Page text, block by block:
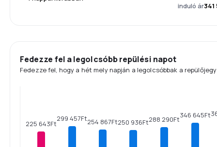
induló ár341
Fedezze fel a legolcsóbb repülési napot
Fedezze fel, hogy a hét mely napján a legolcsóbbak a
225 643Ft
299 457Ft254 867Ft250 936Ft288 290Ft346 645Ft